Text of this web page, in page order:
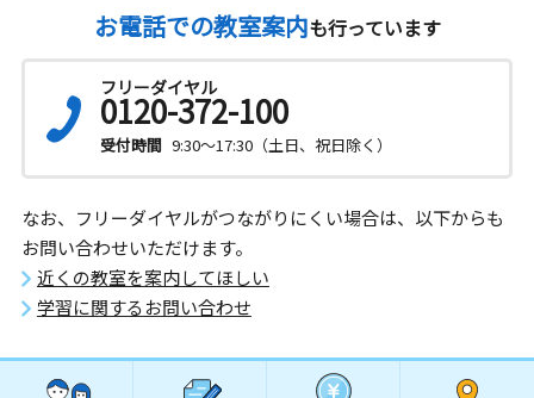
お電話での教室案内も行っています
フリーダイヤル
0120-372-100
受付時間 9:30～17:30（土日、祝日除く）
なお、フリーダイヤルがつながりにくい場合は、以下からも
お問い合わせいただけます。
近くの教室を案内してほしい
学習に関するお問い合わせ